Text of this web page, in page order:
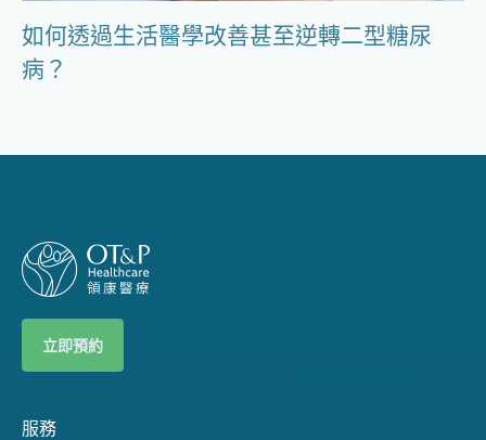
如何透過生活醫學改善甚至逆轉二型糖尿
病？
立即預約
服務